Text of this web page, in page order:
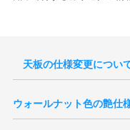
天板の仕様変更につい
比べ色の濃淡が薄く、また
反射の具合にも変化が見ら
ウォールナット色の艶仕